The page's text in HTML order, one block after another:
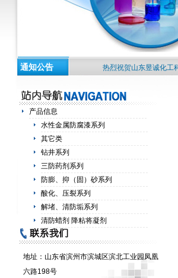
通知公告 热烈祝贺山东昱诚化工
产品信息
水性金属防腐漆系列
其它类
钻井系列
三防药剂系列
防膨、抑（固）砂系列
酸化、压裂系列
解堵、清防垢系列
清防蜡剂 降粘将凝剂
地址： 山东省滨州市滨城区滨北工业园凤凰
六路198号